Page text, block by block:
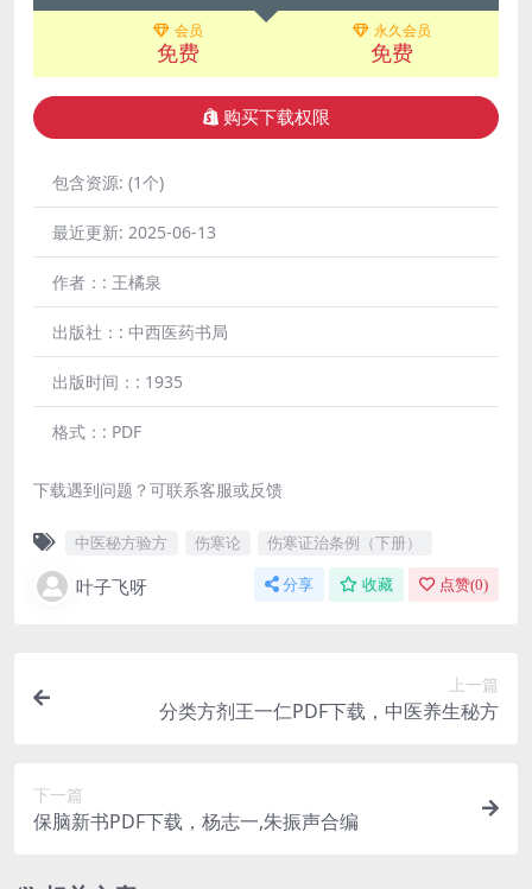
会员
免费
永久会员
免费
购买下载权限
包含资源: (1个)
最近更新: 2025-06-13
作者：: 王橘泉
出版社：: 中西医药书局
出版时间：: 1935
格式：: PDF
下载遇到问题？可联系客服或反馈
中医秘方验方 伤寒论 伤寒证治条例（下册）
叶子飞呀 分享 收藏 点赞(0)
上一篇
分类方剂王一仁PDF下载，中医养生秘方
下一篇
保脑新书PDF下载，杨志一,朱振声合编